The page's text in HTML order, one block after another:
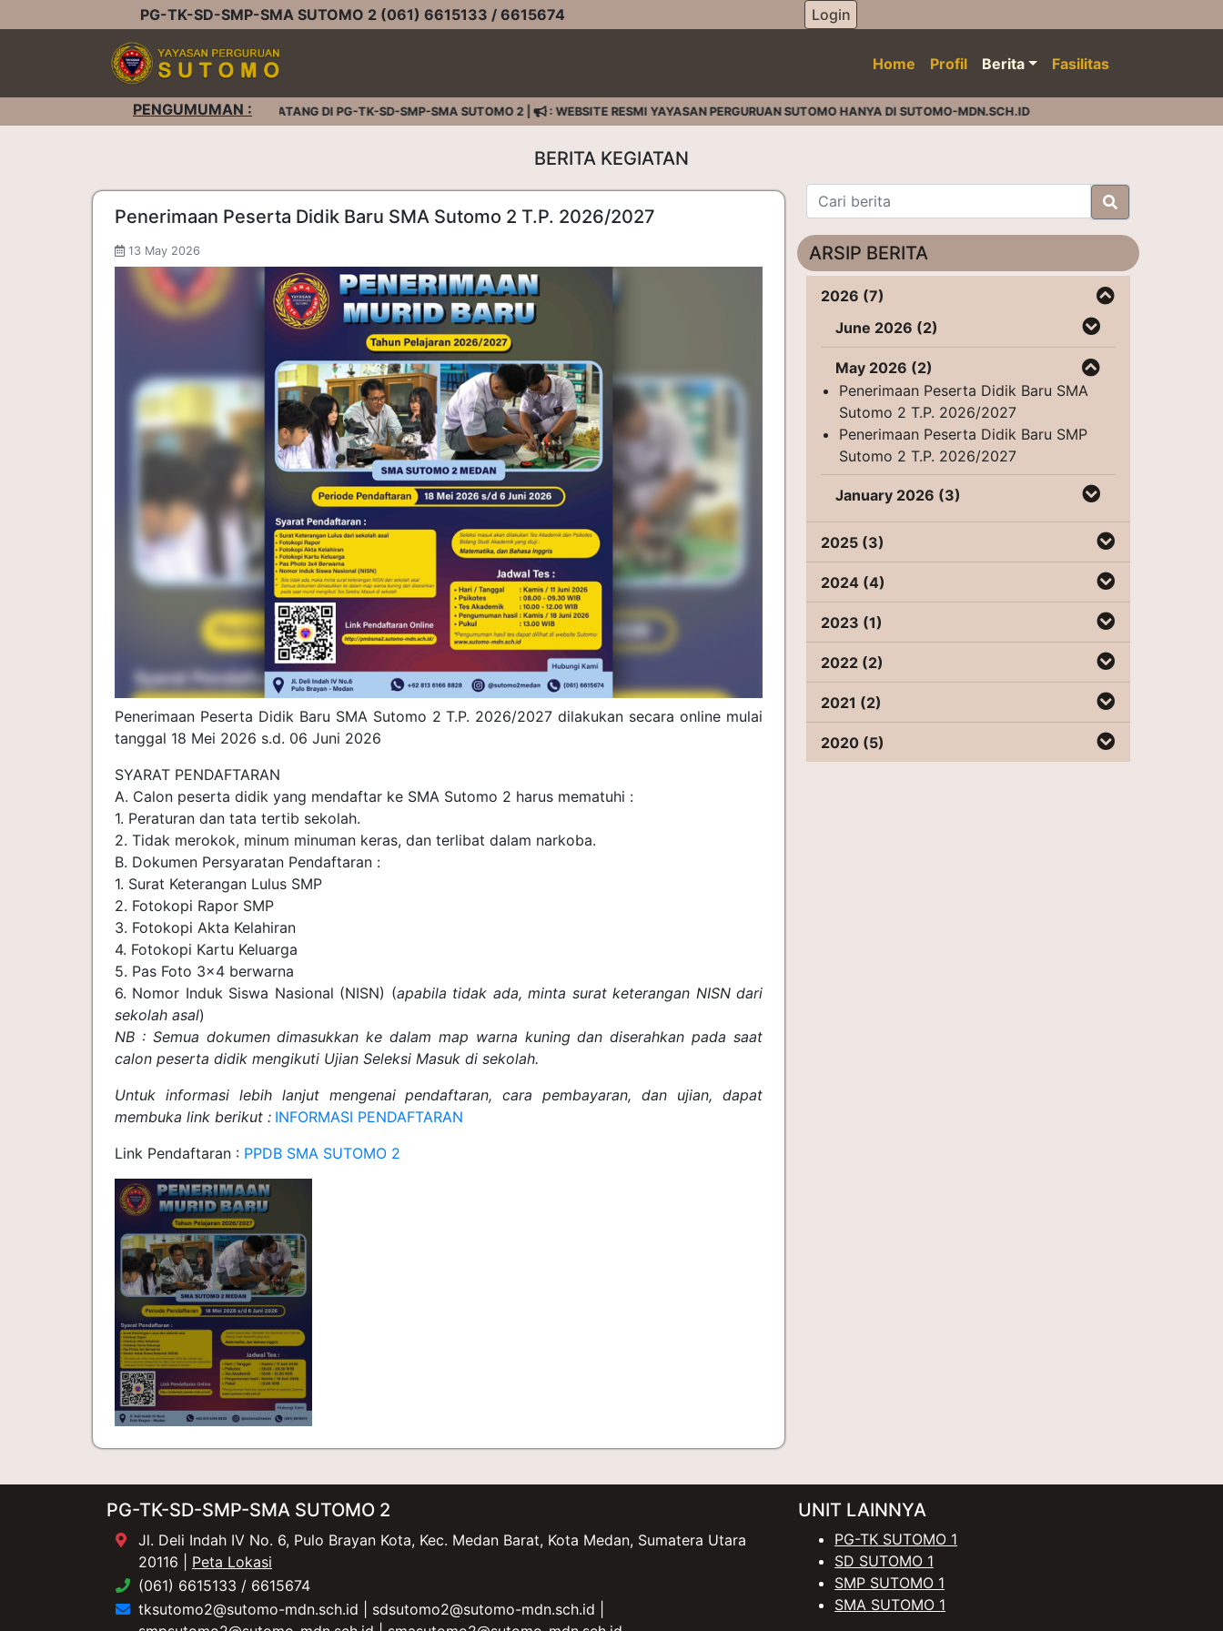
PG-TK-SD-SMP-SMA SUTOMO 2 (061) 6615133 / 6615674 Login
Home Profil Berita Fasilitas
PENGUMUMAN :
SELAMAT DATANG DI PG-TK-SD-SMP-SMA SUTOMO 2 | : WEBSITE RESMI YAYASAN PERGURUAN SUTOMO HANYA DI SUTOMO-MDN.SCH.ID
BERITA KEGIATAN
Penerimaan Peserta Didik Baru SMA Sutomo 2 T.P. 2026/2027
13 May 2026
Penerimaan Peserta Didik Baru SMA Sutomo 2 T.P. 2026/2027 dilakukan secara online mulai
tanggal 18 Mei 2026 s.d. 06 Juni 2026
SYARAT PENDAFTARAN
A. Calon peserta didik yang mendaftar ke SMA Sutomo 2 harus mematuhi :
1. Peraturan dan tata tertib sekolah.
2. Tidak merokok, minum minuman keras, dan terlibat dalam narkoba.
B. Dokumen Persyaratan Pendaftaran :
1. Surat Keterangan Lulus SMP
2. Fotokopi Rapor SMP
3. Fotokopi Akta Kelahiran
4. Fotokopi Kartu Keluarga
5. Pas Foto 3x4 berwarna
6. Nomor Induk Siswa Nasional (NISN) (apabila tidak ada, minta surat keterangan NISN dari
sekolah asal)
NB : Semua dokumen dimasukkan ke dalam map warna kuning dan diserahkan pada saat
calon peserta didik mengikuti Ujian Seleksi Masuk di sekolah.
Untuk informasi lebih lanjut mengenai pendaftaran, cara pembayaran, dan ujian, dapat
membuka link berikut : INFORMASI PENDAFTARAN
Link Pendaftaran : PPDB SMA SUTOMO 2
ARSIP BERITA
2026 (7)
June 2026 (2)
May 2026 (2)
Penerimaan Peserta Didik Baru SMA
Sutomo 2 T.P. 2026/2027
Penerimaan Peserta Didik Baru SMP
Sutomo 2 T.P. 2026/2027
January 2026 (3)
2025 (3)
2024 (4)
2023 (1)
2022 (2)
2021 (2)
2020 (5)
PG-TK-SD-SMP-SMA SUTOMO 2
Jl. Deli Indah IV No. 6, Pulo Brayan Kota, Kec. Medan Barat, Kota Medan, Sumatera Utara
20116 | Peta Lokasi
(061) 6615133 / 6615674
tksutomo2@sutomo-mdn.sch.id
sdsutomo2@sutomo-mdn.sch.id
UNIT LAINNYA
PG-TK SUTOMO 1
SD SUTOMO 1
SMP SUTOMO 1
SMA SUTOMO 1